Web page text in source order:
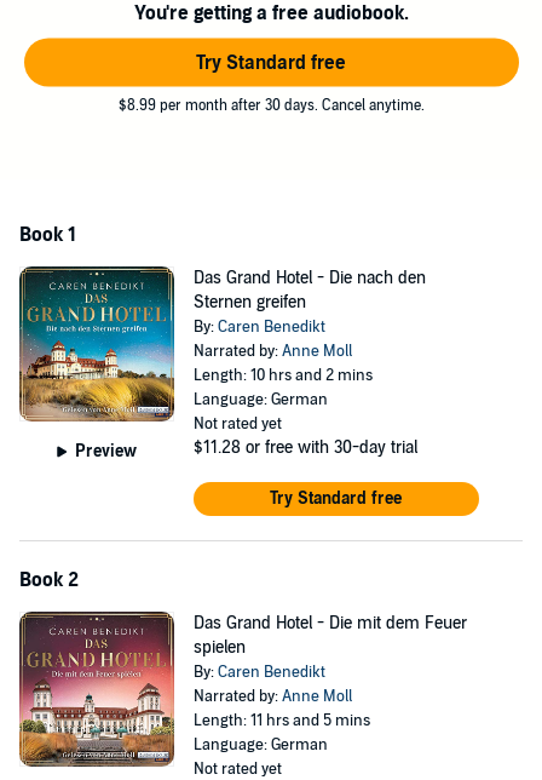
Geheimnis aufzudecken …
©2020 Caren Benedikt (P)2020 Random House Audio
You're getting a free audiobook.
Try Standard free
$8.99 per month after 30 days. Cancel anytime.
Book 1
Preview
Das Grand Hotel - Die nach den
Sternen greifen
By:Caren Benedikt
Narrated by:Anne Moll
Length: 10 hrs and 2 mins
Language: German
Not rated yet
$11.28 or free with 30-day trial
Try Standard free
Book 2
Das Grand Hotel - Die mit dem Feuer
spielen
By:Caren Benedikt
Narrated by:Anne Moll
Length: 11 hrs and 5 mins
Language: German
Not rated yet